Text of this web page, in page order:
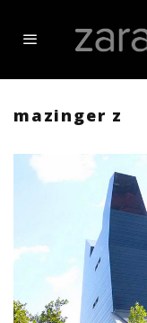
mazinger z